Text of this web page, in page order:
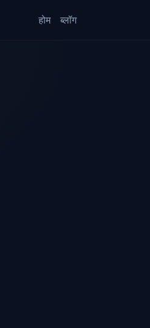
होम ब्लॉग